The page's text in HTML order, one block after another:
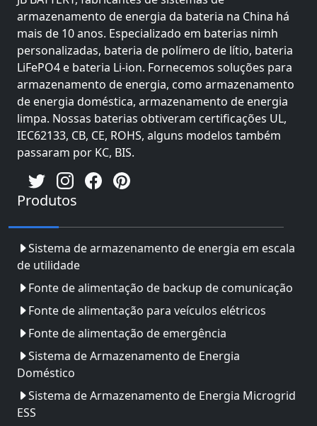
armazenamento de energia da bateria na China há
mais de 10 anos. Especializado em baterias nimh
personalizadas, bateria de polímero de lítio, bateria
LiFePO4 e bateria Li-ion. Fornecemos soluções para
armazenamento de energia, como armazenamento
de energia doméstica, armazenamento de energia
limpa. Nossas baterias obtiveram certificações UL,
IEC62133, CB, CE, ROHS, alguns modelos também
passaram por KC, BIS.
Produtos
Sistema de armazenamento de energia em escala
de utilidade
Fonte de alimentação de backup de comunicação
Fonte de alimentação para veículos elétricos
Fonte de alimentação de emergência
Sistema de Armazenamento de Energia
Doméstico
Sistema de Armazenamento de Energia Microgrid
ESS